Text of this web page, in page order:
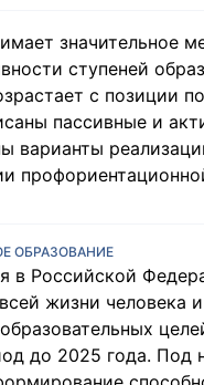
значительное
ступеней
с позиции
пассивные и
варианты
ОБРАЗОВАНИЕ
в Российской
жизни человека
до 2025 года.